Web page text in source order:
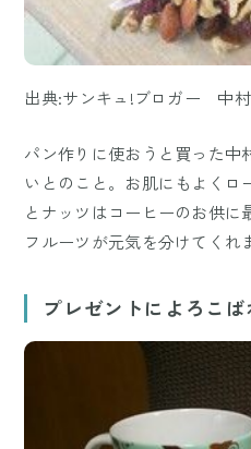
出典:サンキュ!ブロガー 中
パン作りに使おうと買った中
いとのこと。お肌にもよくロ
とナッツはコーヒーのお供
フルーツが元気を分けてくれ
プレゼントによろこ